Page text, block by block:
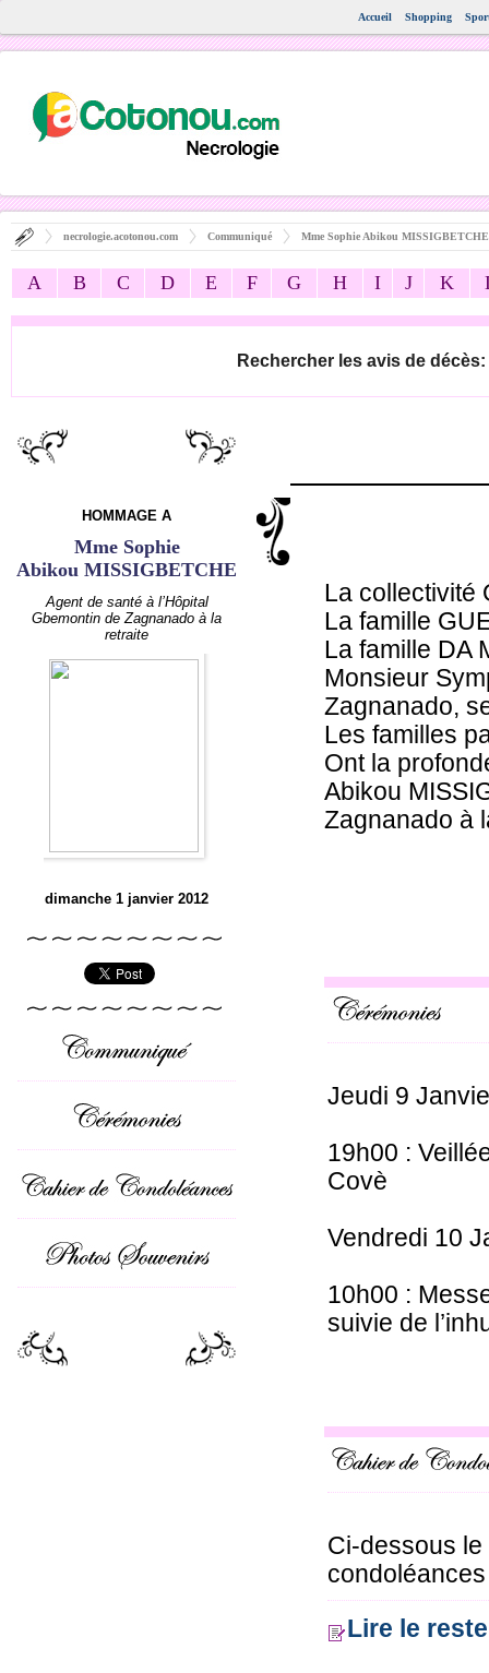
Accueil Shopping
necrologie.acotonou.com Communiqué Mme Sophie Abikou MISSIGBETCHE
A B C D E F G H I J K
Rechercher les avis de décès:
HOMMAGE A
Mme Sophie
Abikou MISSIGBETCHE
Agent de santé à l’Hôpital
Gbemontin de Zagnanado à la
retraite
dimanche 1 janvier 2012
La collectivité
La famille
La famille DA
Monsieur
Zagnanado,
Les familles
Ont la
Abikou
Zagnanado à
Jeudi 9
19h00 :
Covè
Vendredi 10
10h00 :
suivie de
Ci-dessous
Lire le